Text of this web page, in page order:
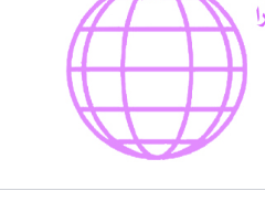
0/12
0/24
0/7